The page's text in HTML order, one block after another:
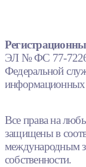
ЭЛ № ФС 77-
Федеральной
информационных
Все права на
защищены в
международным
собственности.